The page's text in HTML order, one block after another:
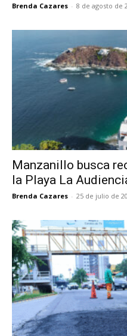
Brenda Cazares - 8 de agosto de
Manzanillo busca
la Playa La
Brenda Cazares - 25 de julio de